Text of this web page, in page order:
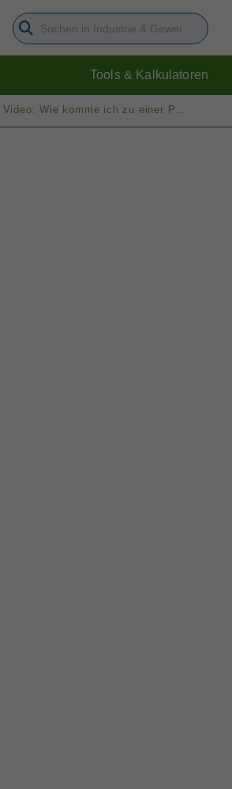
Suchbegriff eingeben
Tools & Kalkulatoren
Kurzes Video: Wie komme ich zu einer PV-Anlage?